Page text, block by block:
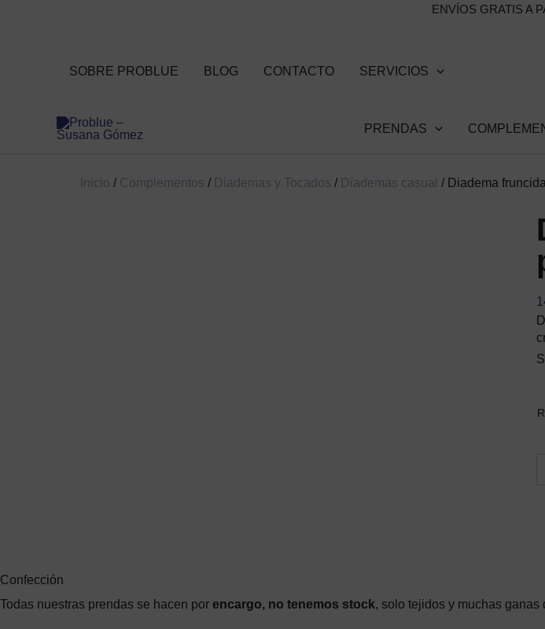
ENVÍOS GRATIS A
SOBRE PROBLUE BLOG CONTACTO SERVICIOS
PRENDAS
Inicio / Complementos / Diademas y Tocados / Diademas casual / Diadema
Confección
Todas nuestras prendas se hacen por encargo, no tenemos stock, solo tejidos y muchas